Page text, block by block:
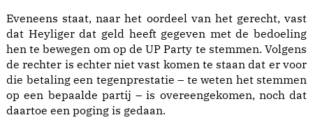
Eveneens staat, naar het oordeel van het gerecht, vast
dat Heyliger dat geld heeft gegeven met de bedoeling
hen te bewegen om op de UP Party te stemmen. Volgens
de rechter is echter niet vast komen te staan dat er voor
die betaling een tegenprestatie – te weten het stemmen
op een bepaalde partij – is overeengekomen, noch dat
daartoe een poging is gedaan.